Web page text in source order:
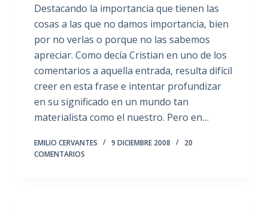
Destacando la importancia que tienen las
cosas a las que no damos importancia, bien
por no verlas o porque no las sabemos
apreciar. Como decía Cristian en uno de los
comentarios a aquella entrada, resulta difícil
creer en esta frase e intentar profundizar
en su significado en un mundo tan
materialista como el nuestro. Pero en…
EMILIO CERVANTES 9 DICIEMBRE 2008
20
COMENTARIOS